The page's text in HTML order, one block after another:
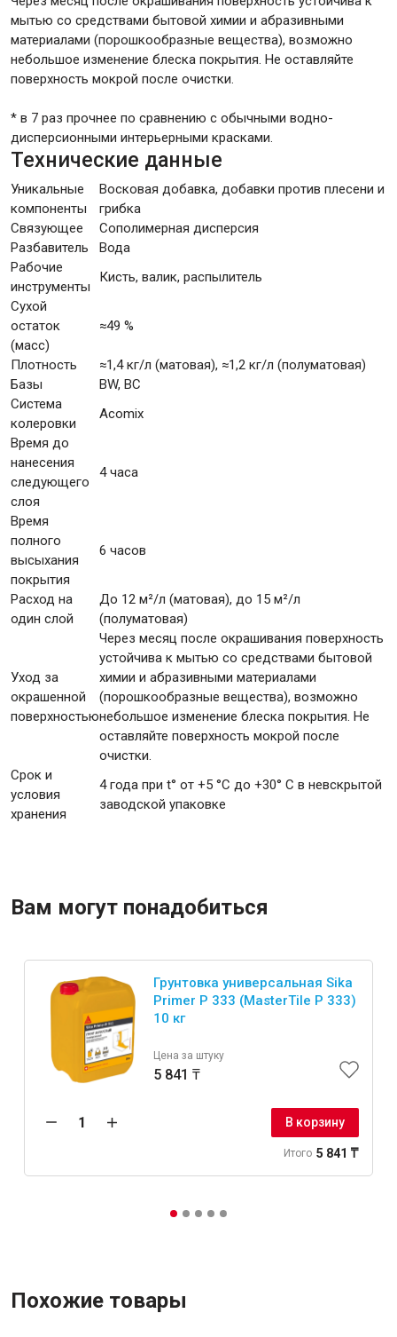
мытью со средствами бытовой химии и абразивными
материалами (порошкообразные вещества), возможно
небольшое изменение блеска покрытия. Не оставляйте
поверхность мокрой после очистки.
* в 7 раз прочнее по сравнению с обычными водно-
дисперсионными интерьерными красками.
Технические данные
Уникальные
компоненты
Восковая добавка, добавки против плесени и
грибка
Связующее
Сополимерная дисперсия
Разбавитель
Вода
Рабочие
инструменты
Кисть, валик, распылитель
Сухой
остаток
(масс)
≈49 %
Плотность
≈1,4 кг/л (матовая), ≈1,2 кг/л (полуматовая)
Базы
BW, BC
Система
колеровки
Acomix
Время до
нанесения
следующего
слоя
4 часа
Время
полного
высыхания
покрытия
6 часов
Расход на
один слой
До 12 м²/л (матовая), до 15 м²/л
(полуматовая)
Уход за
окрашенной
поверхностью
Через месяц после окрашивания поверхность
устойчива к мытью со средствами бытовой
химии и абразивными материалами
(порошкообразные вещества), возможно
небольшое изменение блеска покрытия. Не
оставляйте поверхность мокрой после
очистки.
Срок и
условия
хранения
4 года при t° от +5 °С до +30° С в невскрытой
заводской упаковке
Вам могут понадобиться
Грунтовка универсальная Sika
Primer P 333 (MasterTile P 333)
10 кг
Цена за штуку
5 841 ₸
В корзину
Итого 5 841 ₸
Похожие товары